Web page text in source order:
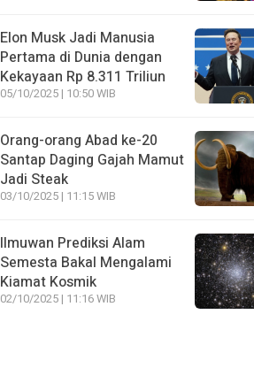
Elon Musk Jadi Manusia
Pertama di Dunia dengan
Kekayaan Rp 8.311 Triliun
05/10/2025 | 10:50 WIB
Orang-orang Abad ke-20
Santap Daging Gajah Mamut
Jadi Steak
03/10/2025 | 11:15 WIB
Ilmuwan Prediksi Alam
Semesta Bakal Mengalami
Kiamat Kosmik
02/10/2025 | 11:16 WIB